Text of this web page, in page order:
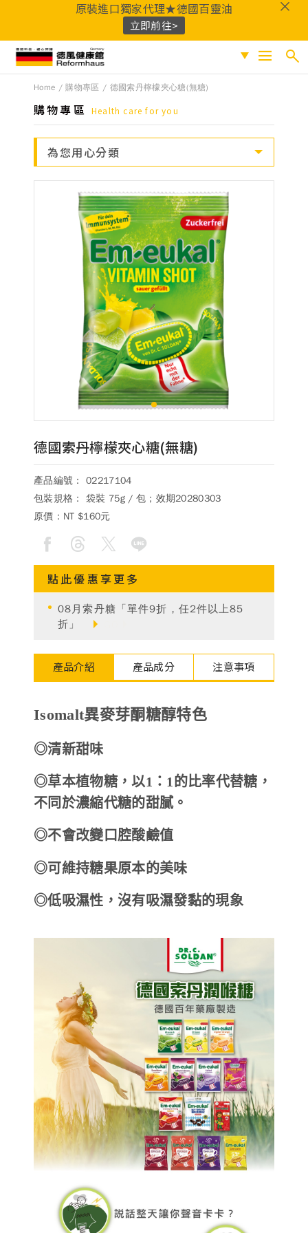
原裝進口獨家代理★德國百靈油
立即前往>
百靈油 黑種草油 鎂 Q10 酸櫻桃
魚
益生菌 D3 穀胱甘肽
維他命C
B群 鋅 蜂膠
Home 購物專區 德國索丹檸檬夾心糖(無糖)
購物專區 Health care for you
為您用心分類
1
德國索丹檸檬夾心糖(無糖)
產品編號： 02217104
包裝規格： 袋裝 75g / 包；效期20280303
原價： NT $160元
點此優惠享更多
08月索丹糖「單件9折，任2件以上85
折」
產品介紹 產品成分 注意事項
Isomalt異麥芽酮糖醇特色
◎清新甜味
◎草本植物糖，以1：1的比率代替糖，
不同於濃縮代糖的甜膩。
◎不會改變口腔酸鹼值
◎可維持糖果原本的美味
◎低吸濕性，沒有吸濕發黏的現象
促銷專區
人氣商品
保健系列
適用族群
嚴選好物
優質品牌
德風消息
所有訊息 營養知識 會員辦法
活動訊息
商品訊息
客服資訊
關於我們
關於德風 人力招募
會員專區
訂單查詢 使用條款
購物說明
購物須知 退換貨流程
百靈油粉絲團 德風健康館
德風健康館
登入